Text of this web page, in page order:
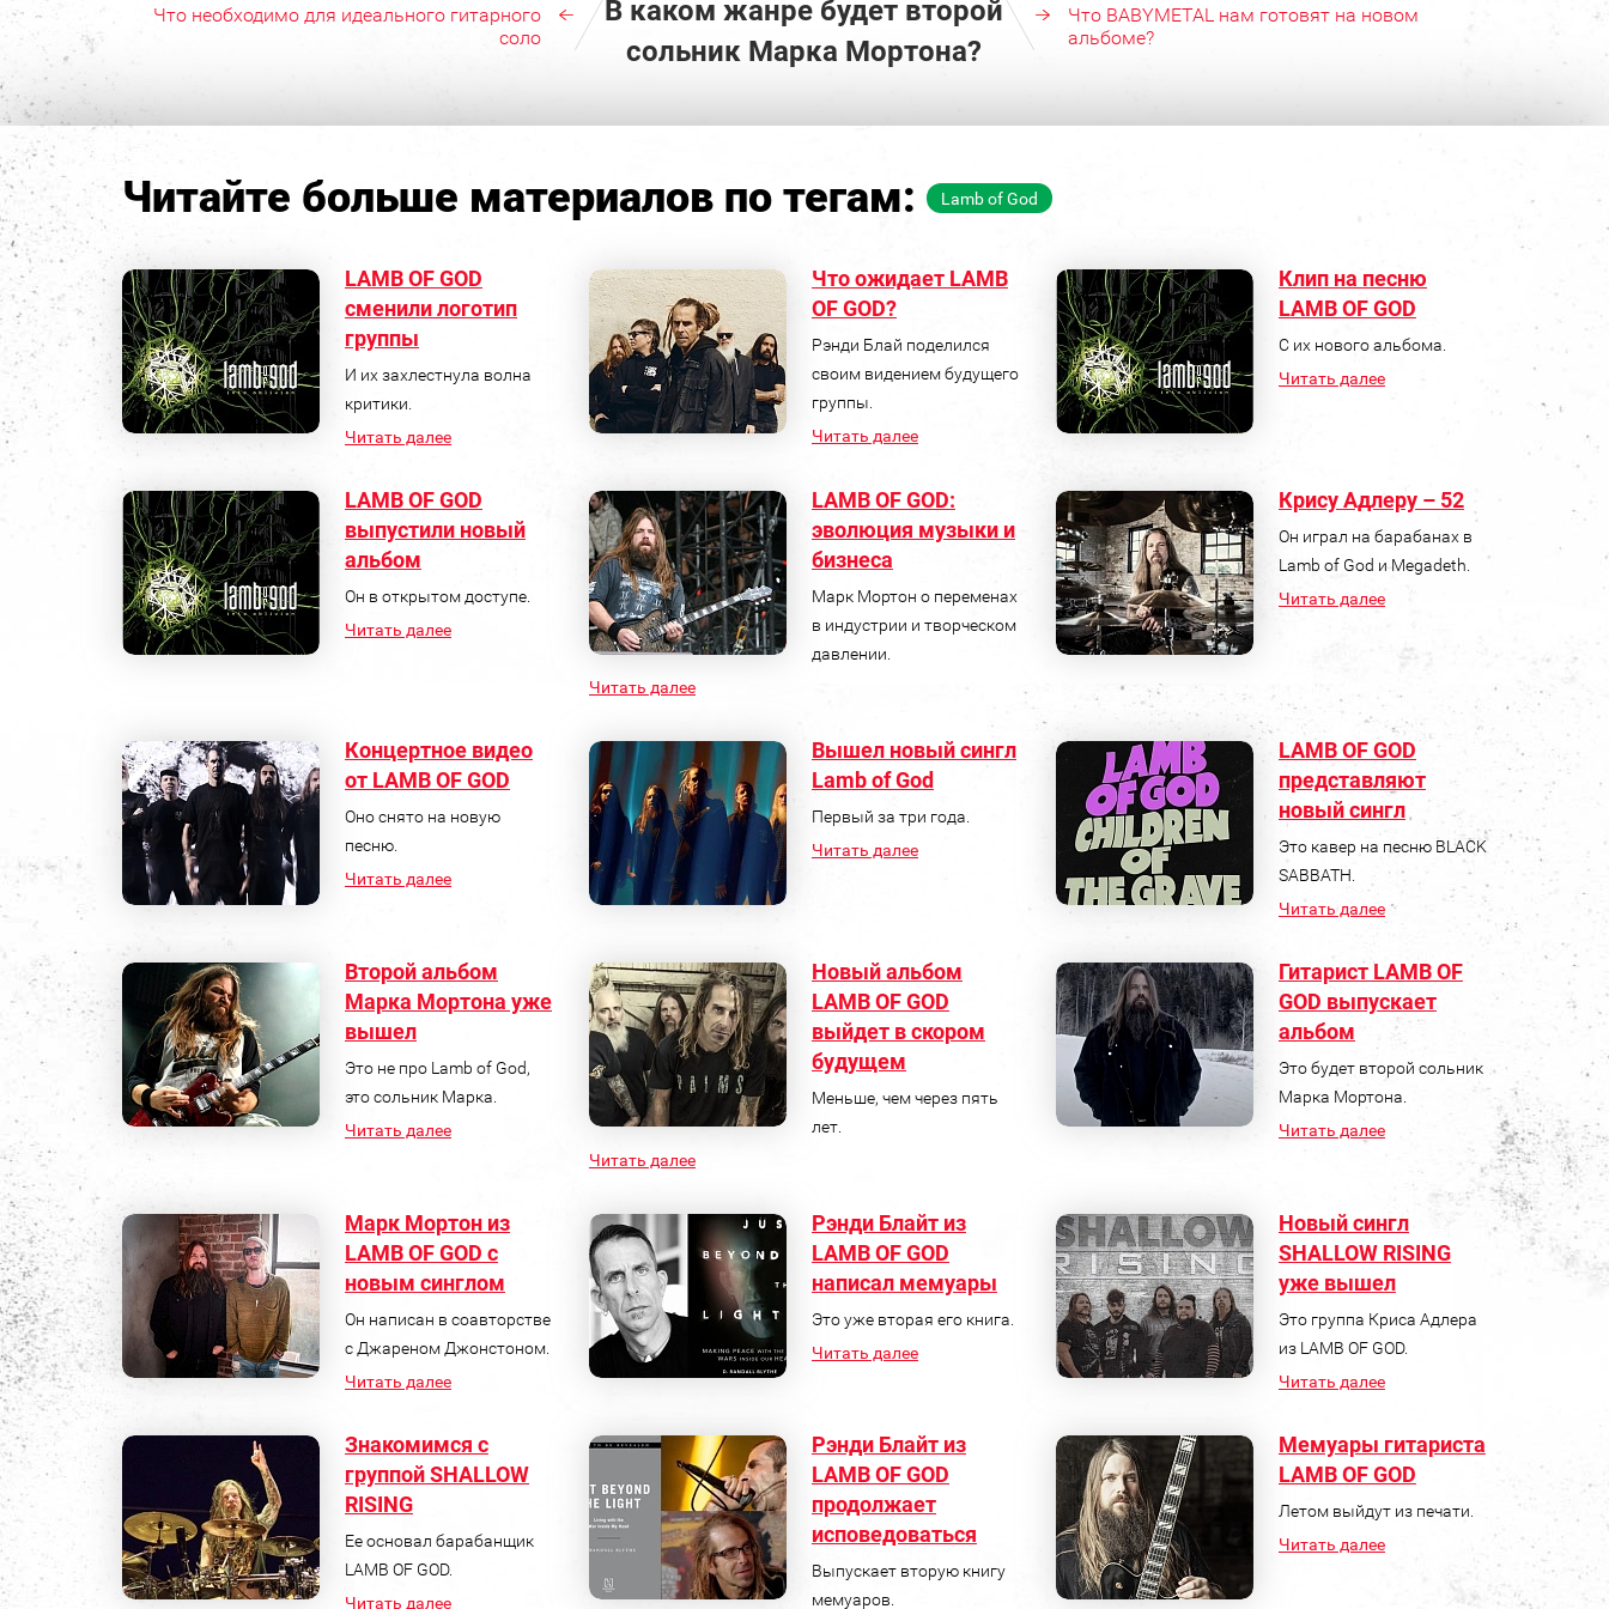
Что необходимо для идеального гитарного
соло
В каком жанре будет второй
сольник Марка Мортона?
Что BABYMETAL нам готовят на новом
альбоме?
Читайте больше материалов по тегам: Lamb of God
LAMB OF GOD
сменили логотип
группы
И их захлестнула волна
критики.
Читать далее
Что ожидает LAMB
OF GOD?
Рэнди Блай поделился
своим видением будущего
группы.
Читать далее
Клип на песню
LAMB OF GOD
С их нового альбома.
Читать далее
LAMB OF GOD
выпустили новый
альбом
Он в открытом доступе.
Читать далее
LAMB OF GOD:
эволюция музыки и
бизнеса
Марк Мортон о переменах
в индустрии и творческом
давлении.
Читать далее
Крису Адлеру – 52
Он играл на барабанах в
Lamb of God и Megadeth.
Читать далее
Концертное видео
от LAMB OF GOD
Оно снято на новую
песню.
Читать далее
Вышел новый сингл
Lamb of God
Первый за три года.
Читать далее
LAMB OF GOD
представляют
новый сингл
Это кавер на песню BLACK
SABBATH.
Читать далее
Второй альбом
Марка Мортона уже
вышел
Это не про Lamb of God,
это сольник Марка.
Читать далее
Новый альбом
LAMB OF GOD
выйдет в скором
будущем
Меньше, чем через пять
лет.
Читать далее
Гитарист LAMB OF
GOD выпускает
альбом
Это будет второй сольник
Марка Мортона.
Читать далее
Марк Мортон из
LAMB OF GOD с
новым синглом
Он написан в соавторстве
c Джареном Джонстоном.
Читать далее
Рэнди Блайт из
LAMB OF GOD
написал мемуары
Это уже вторая его книга.
Читать далее
Новый сингл
SHALLOW RISING
уже вышел
Это группа Криса Адлера
из LAMB OF GOD.
Читать далее
Знакомимся с
группой SHALLOW
RISING
Ее основал барабанщик
LAMB OF GOD.
Читать далее
Рэнди Блайт из
LAMB OF GOD
продолжает
исповедоваться
Выпускает вторую книгу
мемуаров.
Мемуары гитариста
LAMB OF GOD
Летом выйдут из печати.
Читать далее